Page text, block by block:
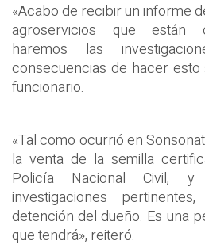
«Acabo de recibir un informe
agroservicios que están
haremos las
consecuencias de hacer
funcionario.
«Tal como ocurrió en
la venta de la semilla
Policía Nacional Civil,
investigaciones
detención del dueño. Es una
que tendrá», reiteró.